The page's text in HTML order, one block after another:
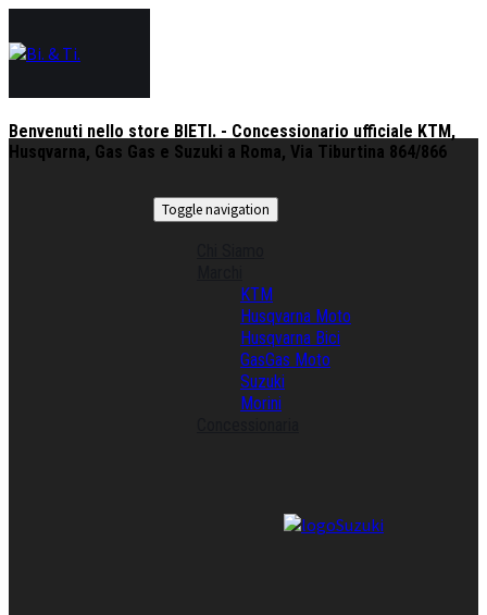
Benvenuti nello store BIETI. - Concessionario ufficiale KTM,
Husqvarna, Gas Gas e Suzuki a Roma, Via Tiburtina 864/866
Toggle navigation
KTM
Husqvarna Moto
Husqvarna Bici
GasGas Moto
Suzuki
Morini